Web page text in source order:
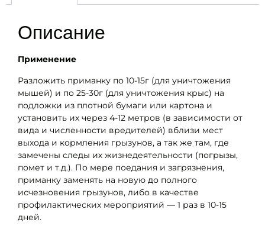
Описание
Применение
Разложить приманку по 10-15г (для уничтожения
мышей) и по 25-30г (для уничтожения крыс) на
подложки из плотной бумаги или картона и
установить их через 4-12 метров (в зависимости от
вида и численности вредителей) вблизи мест
выхода и кормления грызунов, а так же там, где
замечены следы их жизнедеятельности (погрызы,
помет и т.д.). По мере поедания и загрязнения,
приманку заменять на новую до полного
исчезновения грызунов, либо в качестве
профилактических мероприятий — 1 раз в 10-15
дней.